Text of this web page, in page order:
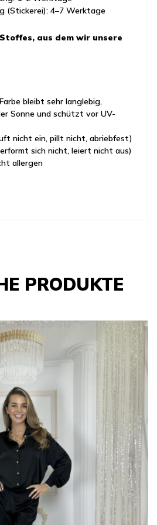
(Stickerei): 4–7 Werktage
aus dem wir unsere
bleibt sehr langlebig,
Sonne und schützt vor UV-
nicht ein, pillt nicht, abriebfest)
sich nicht, leiert nicht aus)
allergen
PRODUKTE